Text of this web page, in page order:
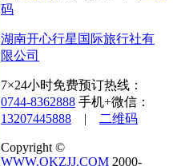
码
湖南开心行星国际旅行社有
限公司
7×24小时免费预订热线：
0744-8362888 手机+微信：
13207445888 | 二维码
Copyright ©
WWW.OKZJJ.COM 2000-